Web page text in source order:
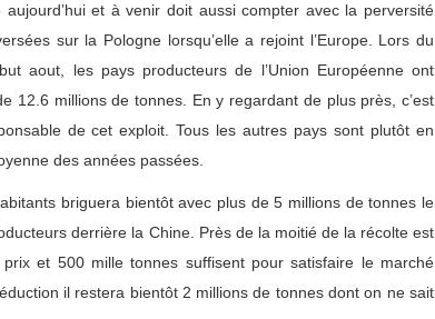
aujourd’hui et à venir doit aussi compter avec la perversité
sur la Pologne lorsqu’elle a rejoint l’Europe. Lors du
aout, les pays producteurs de l’Union Européenne ont
12.6 millions de tonnes. En y regardant de plus près, c’est
de cet exploit. Tous les autres pays sont plutôt en
des années passées.
briguera bientôt avec plus de 5 millions de tonnes le
derrière la Chine. Près de la moitié de la récolte est
et 500 mille tonnes suffisent pour satisfaire le marché
il restera bientôt 2 millions de tonnes dont on ne sait